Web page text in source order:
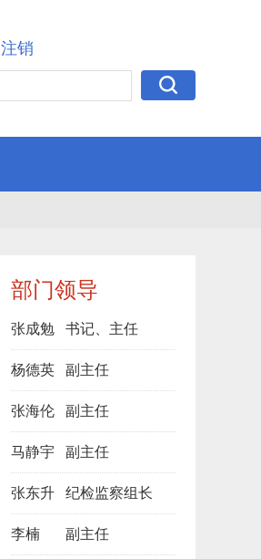
注销
部门领导
张成勉 书记、主任
杨德英 副主任
张海伦 副主任
马静宇 副主任
张东升 纪检监察组长
李楠 副主任